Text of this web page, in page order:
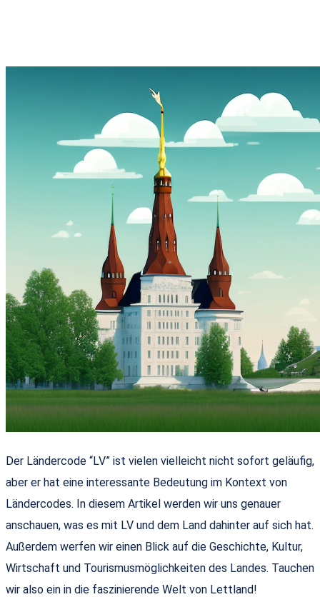
Der Ländercode “LV” ist vielen vielleicht nicht sofort geläufig,
aber er hat eine interessante Bedeutung im Kontext von
Ländercodes. In diesem Artikel werden wir uns genauer
anschauen, was es mit LV und dem Land dahinter auf sich hat.
Außerdem werfen wir einen Blick auf die Geschichte, Kultur,
Wirtschaft und Tourismusmöglichkeiten des Landes. Tauchen
wir also ein in die faszinierende Welt von Lettland!